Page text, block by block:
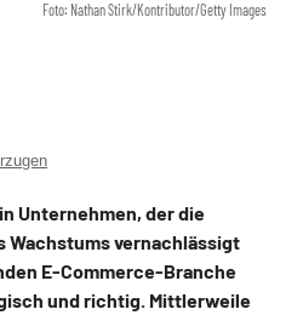
Foto: Nathan Stirk/Kontributor/Getty Images
Unternehmen, der die
Wachstums vernachlässigt
E-Commerce-Branche
und richtig. Mittlerweile